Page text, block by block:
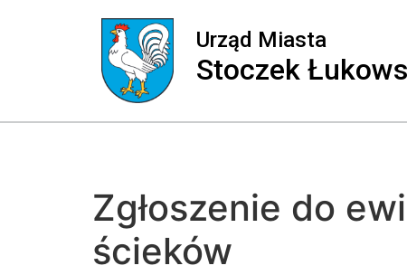
Urząd Miasta
Stoczek
Zgłoszenie do
ścieków